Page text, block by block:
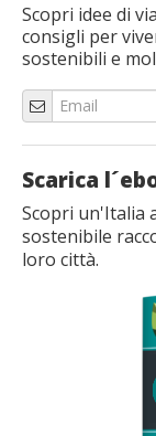
Scopri idee di
consigli per
sostenibili e
Scarica
Scopri un'Italia
sostenibile
loro città.